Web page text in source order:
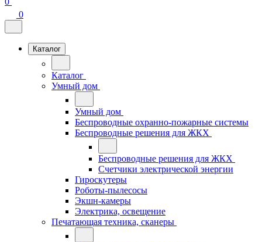
0
Каталог
Каталог
Умный дом
Умный дом
Беспроводные охранно-пожарные системы
Беспроводные решения для ЖКХ
Беспроводные решения для ЖКХ
Счетчики электрической энергии
Гироскутеры
Роботы-пылесосы
Экшн-камеры
Электрика, освещение
Печатающая техника, сканеры